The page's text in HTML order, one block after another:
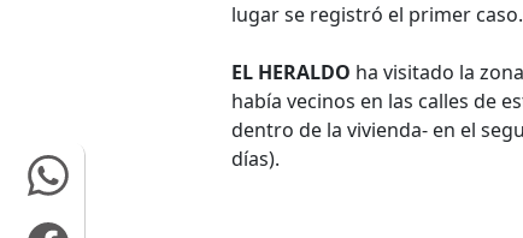
lugar se registró el primer caso.
EL HERALDO ha visitado la
había vecinos en las calles de
dentro de la vivienda- en el
días).